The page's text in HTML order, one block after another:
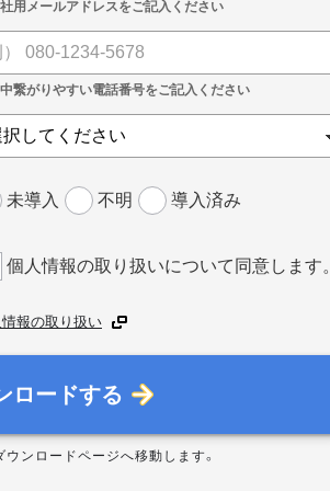
未導入 不明 導入済み
個人情報の取り扱いについて同意します。
報の取り扱い
ロードする
ウンロードページへ移動します。